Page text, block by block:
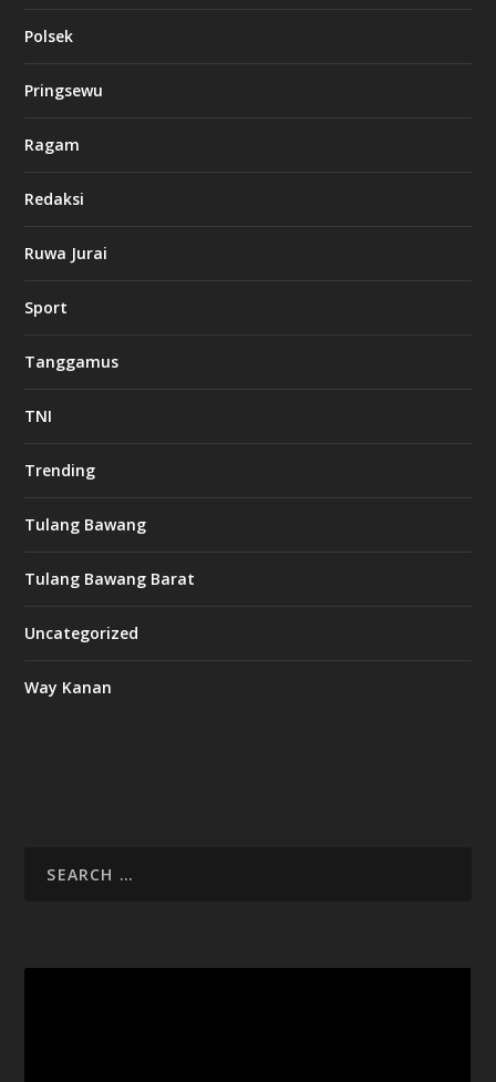
Polsek
Pringsewu
Ragam
Redaksi
Ruwa Jurai
Sport
Tanggamus
TNI
Trending
Tulang Bawang
Tulang Bawang Barat
Uncategorized
Way Kanan